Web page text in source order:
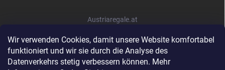
Wir verwenden Cookies, damit unsere Website komfortabel
funktioniert und wir sie durch die Analyse des
Datenverkehrs stetig verbessern können. Mehr
Austriaregale.at